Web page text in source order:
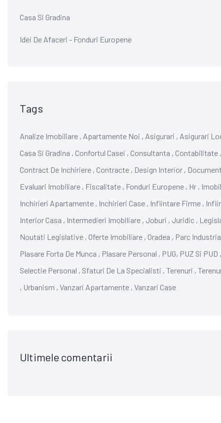
Casa Si Gradina
Idei De Afaceri - Fonduri Europene
Tags
Analize Imobiliare , Apartamente Noi , Asigurari , Asigurari
Casa Si Gradina , Confortul Casei , Consultanta , Contabilitate
Contract De Inchiriere , Contracte , Design Interior ,
Evaluari Imobiliare , Fiscalitate , Fonduri Europene , Hr ,
Inchirieri Apartamente , Inchirieri Case , Infiintare Firme ,
Interior Casa , Intermedieri Imobiliare , Joburi , Juridic ,
Noutati Legislative , Oferte Imobiliare , Oradea , Parc
Plasare Forta De Munca , Plasare Personal , PUG, PUZ Si PUD
Selectie Personal , Sfaturi De La Specialisti , Terenuri ,
, Urbanism , Vanzari Apartamente , Vanzari Case
Ultimele comentarii